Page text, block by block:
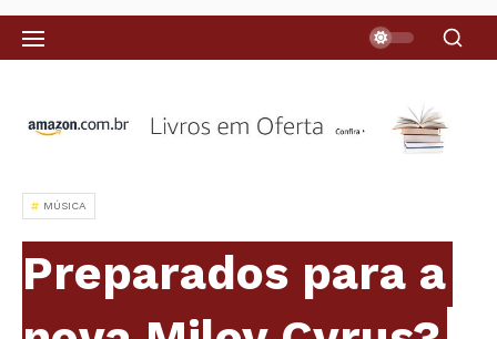
MÚSICA
Preparados para a